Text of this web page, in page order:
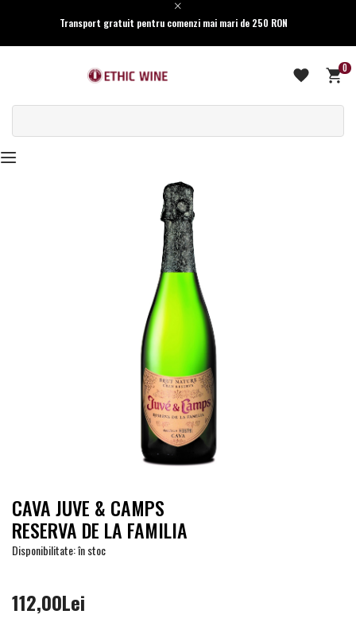
Transport gratuit pentru comenzi mai mari de 250 RON
0
CAVA JUVE & CAMPS
RESERVA DE LA FAMILIA
Disponibilitate: în stoc
112,00Lei